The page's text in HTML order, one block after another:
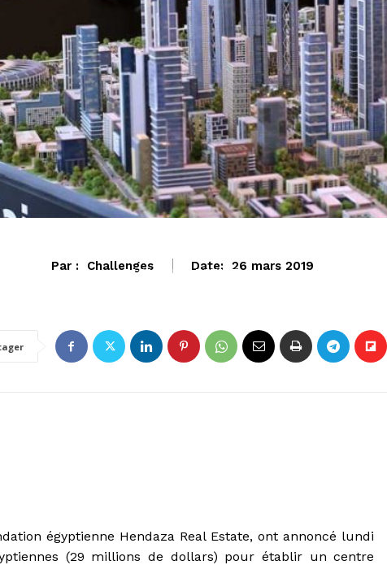
Par : Challenges Date: 26 mars 2019
MOYEN-ORIENT
égyptienne Hendaza Real Estate, ont annoncé lundi
(29 millions de dollars) pour établir un centre